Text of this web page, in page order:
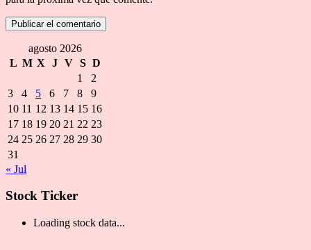
agosto 2026
L M X J V S D
1
2
3
4 5 6 7 8
9
10 11 12 13 14 15 16
17 18 19 20 21 22 23
24 25 26 27 28 29 30
31
« Jul
Stock Ticker
Loading stock data...